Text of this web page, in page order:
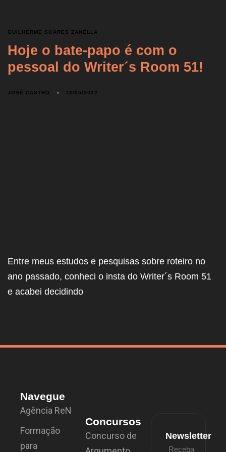
GUILHERME SOARES ZANELLA
Hoje o bate-papo é com o
pessoal do Writer´s Room 51!
JOSÉ CASTRO 18/05/2022
Entre meus estudos e pesquisas sobre roteiro no
ano passado, conheci o insta do Writer´s Room 51
e acabei decidindo
Navegue
Agência ReN
Formação
para
Concursos
Concurso de
Newsletter
Receba